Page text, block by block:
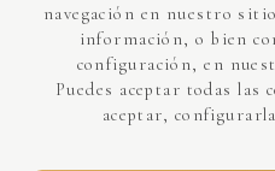
PROGRAMA KIT
POR LOS FONDOS
DEL MECANISMO
navegación en nuestro
información, o bien
configuración, en
Puedes aceptar todas las
aceptar,